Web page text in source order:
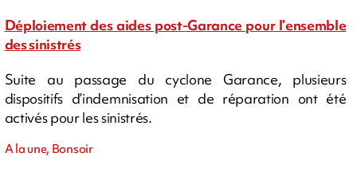
Déploiement des aides post-Garance pour l’ensemble
des sinistrés
Suite au passage du cyclone Garance, plusieurs
dispositifs d’indemnisation et de réparation ont été
activés pour les sinistrés.
A la une, Bonsoir